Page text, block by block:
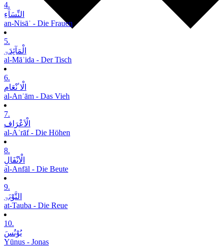
4.
النِّسَآءِ
an-Nisāʾ - Die Frauen
5.
الْمَآئِدَۃِ
al-Māʾida - Der Tisch
6.
الْاٴنْعَام
al-Anʿām - Das Vieh
7.
الْاَعْرَاف
al-Aʿrāf - Die Höhen
8.
الْاَنْفَالِ
al-Anfāl - Die Beute
9.
التَّوْبَۃِ
at-Tauba - Die Reue
10.
یُوْنُسَ
Yūnus - Jonas